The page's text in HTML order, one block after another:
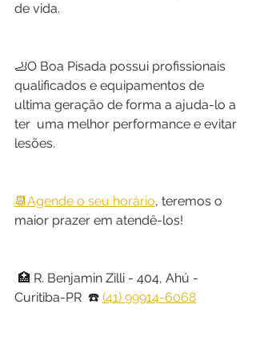
de vida.
🦶O Boa Pisada possui profissionais
qualificados e equipamentos de
ultima geração de forma a ajuda-lo a
ter  uma melhor performance e evitar
lesões.
📆Agende o seu horário, teremos o
maior prazer em atendê-los!
Curitiba-PR  ☎️ (41) 99914-6068